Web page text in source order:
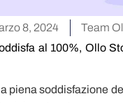
8, 2024 Team
al 100%, Ollo
piena soddisfazione